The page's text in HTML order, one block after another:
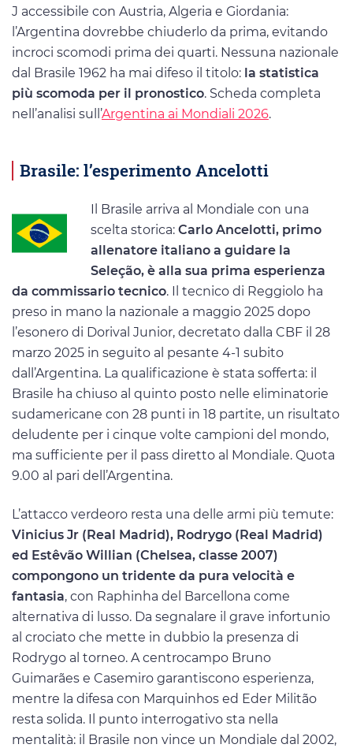
J accessibile con Austria, Algeria e Giordania:
l’Argentina dovrebbe chiuderlo da prima, evitando
incroci scomodi prima dei quarti. Nessuna nazionale
dal Brasile 1962 ha mai difeso il titolo: la statistica
più scomoda per il pronostico. Scheda completa
nell’analisi sull’Argentina ai Mondiali 2026.
Brasile: l’esperimento Ancelotti
Il Brasile arriva al Mondiale con una
scelta storica: Carlo Ancelotti, primo
allenatore italiano a guidare la
Seleção, è alla sua prima esperienza
da commissario tecnico. Il tecnico di Reggiolo ha
preso in mano la nazionale a maggio 2025 dopo
l’esonero di Dorival Junior, decretato dalla CBF il 28
marzo 2025 in seguito al pesante 4-1 subito
dall’Argentina. La qualificazione è stata sofferta: il
Brasile ha chiuso al quinto posto nelle eliminatorie
sudamericane con 28 punti in 18 partite, un risultato
deludente per i cinque volte campioni del mondo,
ma sufficiente per il pass diretto al Mondiale. Quota
9.00 al pari dell’Argentina.
L’attacco verdeoro resta una delle armi più temute:
Vinicius Jr (Real Madrid), Rodrygo (Real Madrid)
ed Estêvão Willian (Chelsea, classe 2007)
compongono un tridente da pura velocità e
fantasia, con Raphinha del Barcellona come
alternativa di lusso. Da segnalare il grave infortunio
al crociato che mette in dubbio la presenza di
Rodrygo al torneo. A centrocampo Bruno
Guimarães e Casemiro garantiscono esperienza,
mentre la difesa con Marquinhos ed Eder Militão
resta solida. Il punto interrogativo sta nella
mentalità: il Brasile non vince un Mondiale dal 2002,